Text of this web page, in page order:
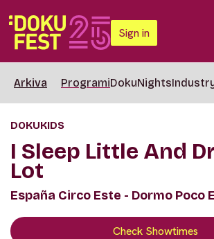
Sign in
Arkiva ProgramiDokuNights
DOKUKIDS
I Sleep Little And
Lot
España Circo Este - Dormo Poco
Check Showtimes